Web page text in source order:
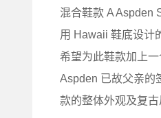
混合鞋款 A Aspden
用 Hawaii 鞋底设计
希望为此鞋款加上
Aspden 已故父亲的
款的整体外观及复古